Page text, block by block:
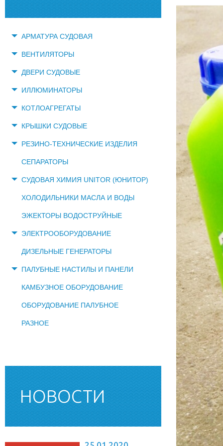
АРМАТУРА СУДОВАЯ
ВЕНТИЛЯТОРЫ
ДВЕРИ СУДОВЫЕ
ИЛЛЮМИНАТОРЫ
КОТЛОАГРЕГАТЫ
КРЫШКИ СУДОВЫЕ
РЕЗИНО-ТЕХНИЧЕСКИЕ ИЗДЕЛИЯ
СЕПАРАТОРЫ
СУДОВАЯ ХИМИЯ UNITOR (ЮНИТОР)
ХОЛОДИЛЬНИКИ МАСЛА И ВОДЫ
ЭЖЕКТОРЫ ВОДОСТРУЙНЫЕ
ЭЛЕКТРООБОРУДОВАНИЕ
ДИЗЕЛЬНЫЕ ГЕНЕРАТОРЫ
ПАЛУБНЫЕ НАСТИЛЫ И ПАНЕЛИ
КАМБУЗНОЕ ОБОРУДОВАНИЕ
ОБОРУДОВАНИЕ ПАЛУБНОЕ
РАЗНОЕ
НОВОСТИ